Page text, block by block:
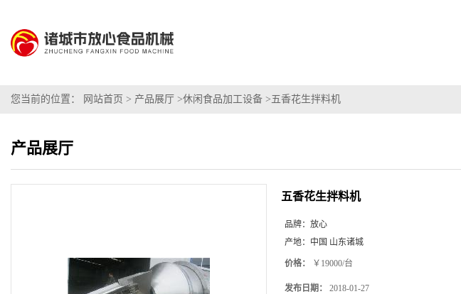
您当前的位置： 网站首页 > 产品展厅 >休闲食品加工设备 >五香花生拌料机
产品展厅
五香花生拌料机
品牌： 放心
产地： 中国 山东诸城
价格： ￥19000/台
发布日期： 2018-01-27